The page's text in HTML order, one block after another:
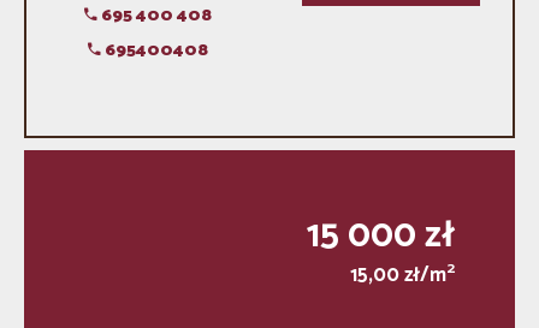
695 400 408
695400408
15 000 zł
15,00 zł/m2